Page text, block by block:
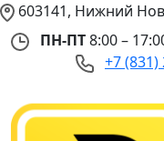
603141, Нижний
ПН-ПТ8:00 –
+7 (831)